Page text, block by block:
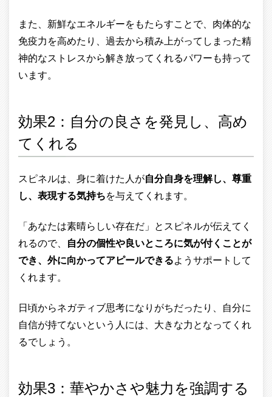
また、新鮮なエネルギーをもたらすことで、肉体的な
免疫力を高めたり、過去から積み上がってしまった精
神的なストレスから解き放ってくれるパワーも持って
います。
効果2：自分の良さを発見し、高め
てくれる
スピネルは、身に着けた人が自分自身を理解し、尊重
し、表現する気持ちを与えてくれます。
「あなたは素晴らしい存在だ」とスピネルが伝えてく
れるので、
自分の個性や良いところに気が付くことが
でき、外に向かってアピールできるようサポートして
くれます。
日頃からネガティブ思考になりがちだったり、自分に
自信が持てないという人には、大きな力となってくれ
るでしょう。
効果3：華やかさや魅力を強調する